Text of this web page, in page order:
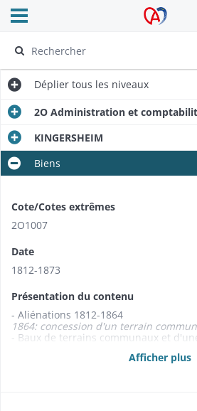
Archives Alsace -
Ouvrir le menu déroulant
Déplier tous les niveaux
2O Administration et
KINGERSHEIM
Biens
Cote/Cotes extrêmes
2O1007
Date
1812-1873
Présentation du contenu
- Aliénations 1812-1864
1864: concession d'un terrain
- Baux de terrains communaux et
- Adjudications: de la «kilbe» (1870);
Afficher plus